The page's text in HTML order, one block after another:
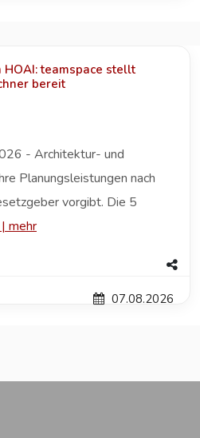
teamspace stellt
bereit
- Architektur- und
Planungsleistungen nach
vorgibt. Die 5
| mehr
07.08.2026